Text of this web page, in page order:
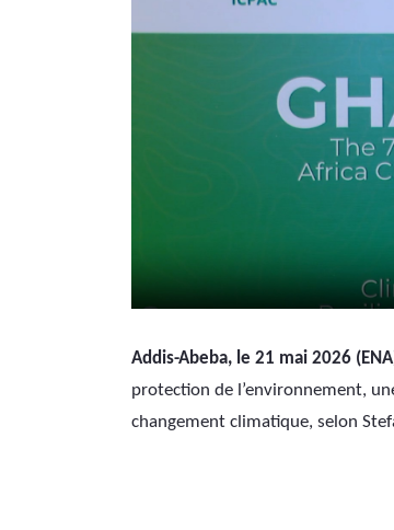
Addis-Abeba, le 21 mai 2026
protection de l’environnement,
changement climatique, selon